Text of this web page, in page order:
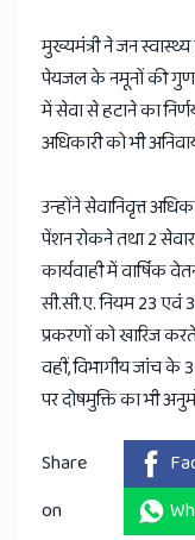
मुख्यमंत्री ने जन
पेयजल के नमूनों की
में सेवा से हटाने का
अधिकारी को भी
उन्होंने सेवानिवृत्त
पेंशन रोकने तथा 2
कार्यवाही में वार्षिक
सी.सी.ए. नियम 23 एवं
प्रकरणों को खारिज
वहीं, विभागीय जांच के
पर दोषमुक्ति का भी
Share
on